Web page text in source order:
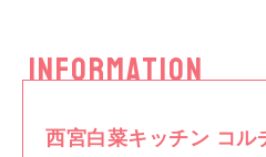
INFORMATION
西宮白菜キッチン コル